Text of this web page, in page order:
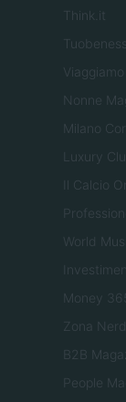
Think.it
Viaggiamo
Nonne
Milano
Luxury Club
Il Calcio
World
Money
Zona Nerd
B2B
People